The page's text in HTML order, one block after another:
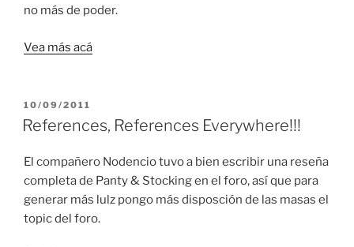
no más de poder.
Vea más acá
PUBLICADO
EL
10/09/2011
References, References Everywhere!!!
El compañero Nodencio tuvo a bien escribir una reseña
completa de Panty & Stocking en el foro, así que para
generar más lulz pongo más disposción de las masas el
topic del foro.